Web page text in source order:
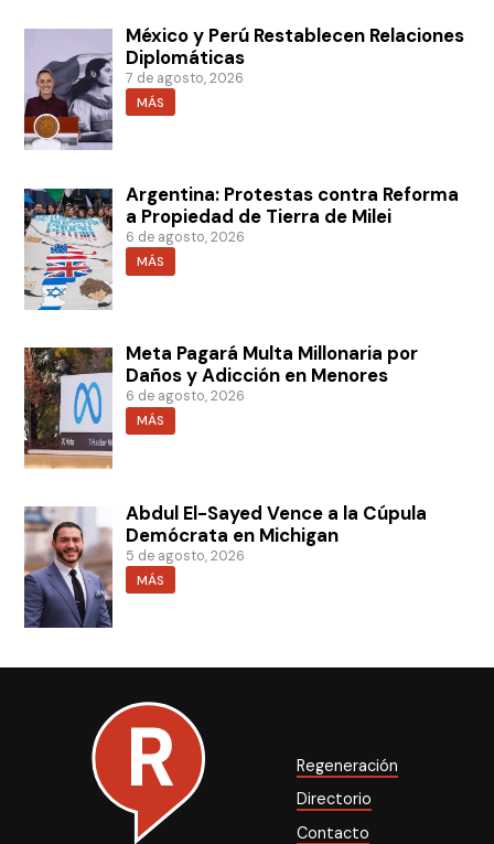
México y Perú Restablecen Relaciones
Diplomáticas
7 de agosto, 2026
MÁS
Argentina: Protestas contra Reforma
a Propiedad de Tierra de Milei
6 de agosto, 2026
MÁS
Meta Pagará Multa Millonaria por
Daños y Adicción en Menores
6 de agosto, 2026
MÁS
Abdul El-Sayed Vence a la Cúpula
Demócrata en Michigan
5 de agosto, 2026
MÁS
Regeneración
Directorio
Contacto